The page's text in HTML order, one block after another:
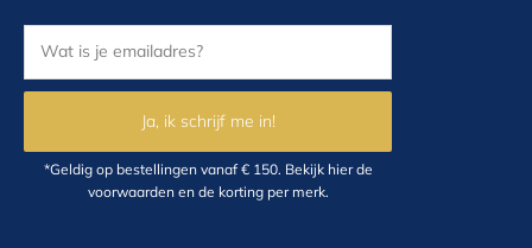
Ja, ik schrijf me in!
*Geldig op bestellingen vanaf € 150. Bekijk hierde
voorwaarden en de korting per merk.